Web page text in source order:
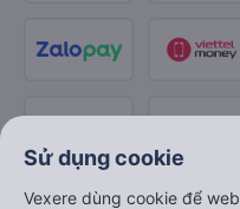
Sử dụng cookie
Vexere dùng cookie để